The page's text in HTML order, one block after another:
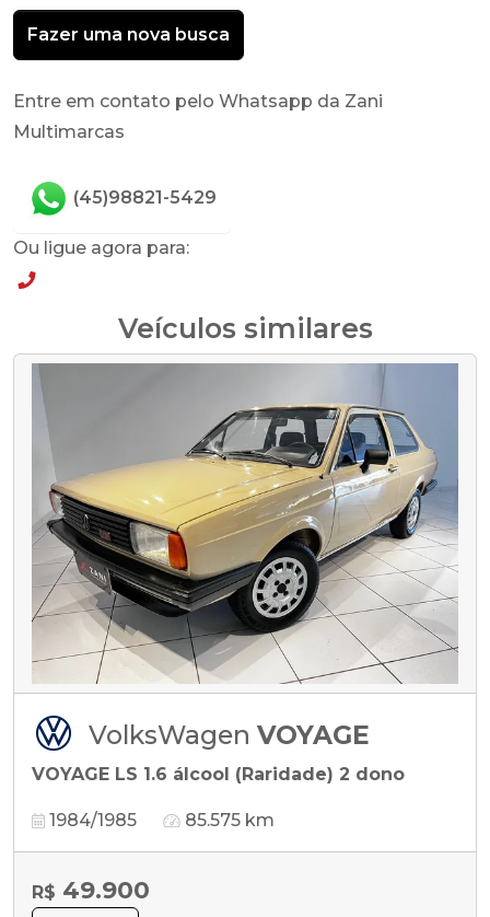
Fazer uma nova busca
Entre em contato pelo Whatsapp da Zani
Multimarcas
(45)98821-5429
Ou ligue agora para:
Veículos similares
VolksWagen VOYAGE
VOYAGE LS 1.6 álcool (Raridade) 2 dono
1984/1985 85.575 km
R$ 49.900